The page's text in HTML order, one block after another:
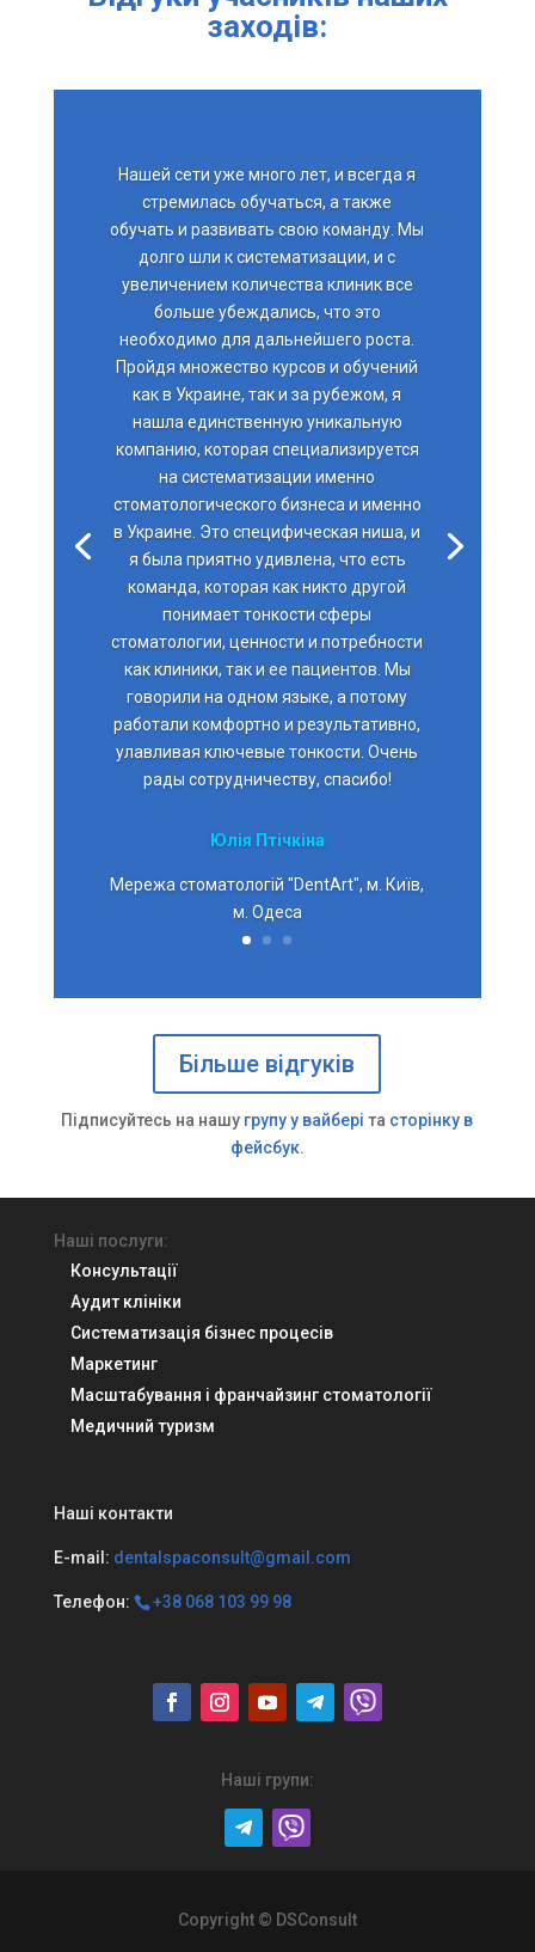
заходів:
Нашей сети уже много лет, и всегда я
стремилась обучаться, а также
обучать и развивать свою команду. Мы
долго шли к систематизации, и с
увеличением количества клиник все
больше убеждались, что это
необходимо для дальнейшего роста.
Пройдя множество курсов и обучений
как в Украине, так и за рубежом, я
нашла единственную уникальную
компанию, которая специализируется
на систематизации именно
стоматологического бизнеса и именно
в Украине. Это специфическая ниша, и
я была приятно удивлена, что есть
команда, которая как никто другой
понимает тонкости сферы
стоматологии, ценности и потребности
как клиники, так и ее пациентов. Мы
говорили на одном языке, а потому
работали комфортно и результативно,
улавливая ключевые тонкости. Очень
рады сотрудничеству, спасибо!
Юлія Птічкіна
Мережа стоматологій "DentArt", м. Київ,
м. Одеса
Більше відгуків
Підписуйтесь на нашу групу у вайбері та сторінку в
фейсбук.
Наші послуги:
Консультації
Аудит клініки
Систематизація бізнес процесів
Маркетинг
Масштабування і франчайзинг стоматології
Медичний туризм
Наші контакти
E-mail: dentalspaconsult@gmail.com
Телефон: +38 068 103 99 98
Наші групи:
Copyright © DSConsult